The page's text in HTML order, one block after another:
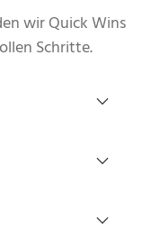
wir Quick Wins
Schritte.